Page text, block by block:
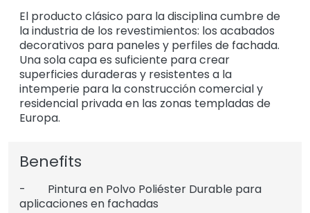
El producto clásico para la disciplina cumbre de
la industria de los revestimientos: los acabados
decorativos para paneles y perfiles de fachada.
Una sola capa es suficiente para crear
superficies duraderas y resistentes a la
intemperie para la construcción comercial y
residencial privada en las zonas templadas de
Europa.
Benefits
- Pintura en Polvo Poliéster Durable para
aplicaciones en fachadas